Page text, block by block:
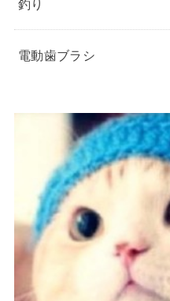
釣り
電動歯ブラシ